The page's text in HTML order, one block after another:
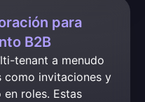
para
B2B
tenant a menudo
como invitaciones y
roles. Estas